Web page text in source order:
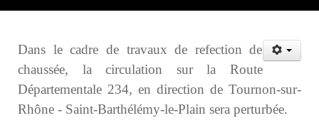
Dans le cadre de travaux de refection de
chaussée, la circulation sur la Route
Départementale 234, en direction de Tournon-sur-
Rhône - Saint-Barthélémy-le-Plain sera perturbée.